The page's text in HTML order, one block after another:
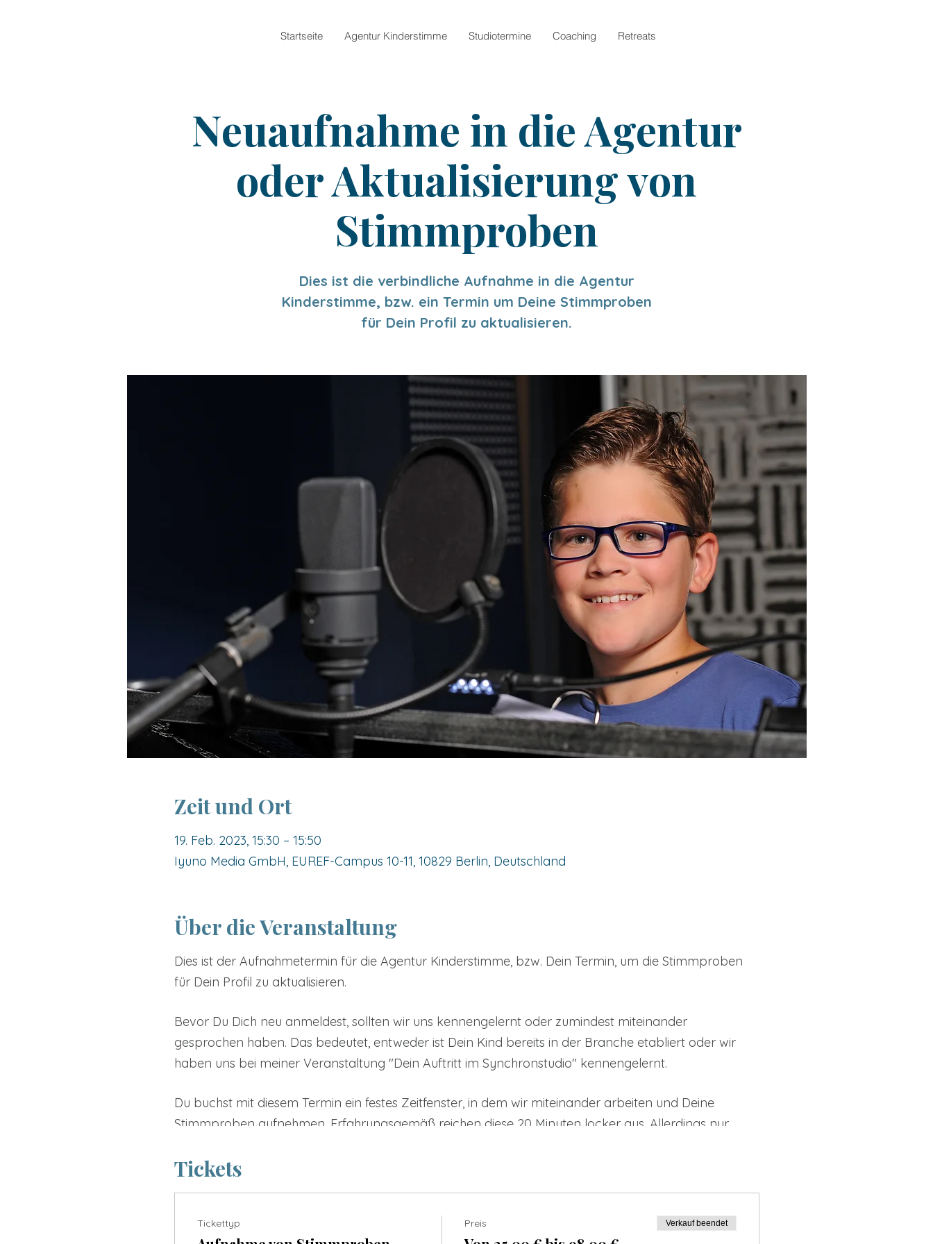
Startseite Agentur Kinderstimme Studiotermine Coaching Retreats
Neuaufnahme in die Agentur
oder Aktualisierung von
Stimmproben
Dies ist die verbindliche Aufnahme in die Agentur
Kinderstimme, bzw. ein Termin um Deine Stimmproben
für Dein Profil zu aktualisieren.
Zeit und Ort
19. Feb. 2023, 15:30 – 15:50
Iyuno Media GmbH, EUREF-Campus 10-11, 10829 Berlin, Deutschland
Über die Veranstaltung
Dies ist der Aufnahmetermin für die Agentur Kinderstimme, bzw. Dein Termin, um die Stimmproben
für Dein Profil zu aktualisieren.
Bevor Du Dich neu anmeldest, sollten wir uns kennengelernt oder zumindest miteinander
gesprochen haben. Das bedeutet, entweder ist Dein Kind bereits in der Branche etabliert oder wir
haben uns bei meiner Veranstaltung "Dein Auftritt im Synchronstudio" kennengelernt.
Du buchst mit diesem Termin ein festes Zeitfenster, in dem wir miteinander arbeiten und Deine
Stimmproben aufnehmen. Erfahrungsgemäß reichen diese 20 Minuten locker aus. Allerdings nur,
Diese Aufnahme wird auch an die Kunden verschickt und entscheidet letztlich darüber, ob Du besetzt
Tickets
Tickettyp Preis Verkauf beendet